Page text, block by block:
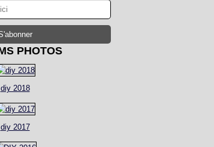
PHOTOS
diy 2018
diy 2017